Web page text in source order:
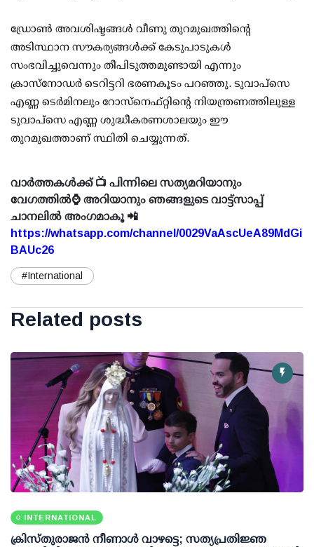
ഡ്രോൺ അവശിഷ്ടങ്ങൾ വീണു തുറമുഖത്തിന്റെ
അടിസ്ഥാന സൗകര്യങ്ങൾക്ക് കേടുപാടുകൾ
സംഭവിച്ചുവെന്നും തീപിടുത്തമുണ്ടായി എന്നും
ക്രാസ്നോഡർ ടെറിട്ടറി ഭരണകൂടം പറഞ്ഞു. ടുവാപ്‌സെ
എണ്ണ ടെർമിനലും റോസ്‌നെഫ്റ്റിന്റെ നിയന്ത്രണത്തിലുള്ള
ടുവാപ്‌സെ എണ്ണ ശുദ്ധീകരണശാലയും ഈ
തുറമുഖത്താണ് സ്ഥിതി ചെയ്യുന്നത്.
വാർത്തകൾക്ക് 📺 പിന്നിലെ സത്യമറിയാനും
വേഗത്തിൽ⌚ അറിയാനും ഞങ്ങളുടെ വാട്ട്സാപ്പ്
ചാനലിൽ അംഗമാകൂ 📲
https://whatsapp.com/channel/0029VaAscUeA89MdGi
BAUc26
#International
Related posts
INTERNATIONAL
ക്രിസ്തുരാജൻ നീണാൾ വാഴട്ടെ; സത്യപ്രതിജ്ഞ